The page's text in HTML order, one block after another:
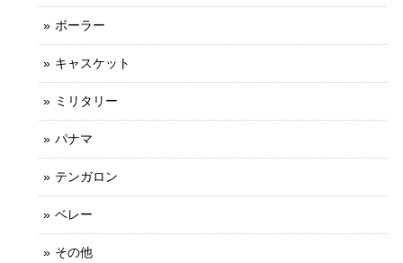
ボーラー
キャスケット
ミリタリー
パナマ
テンガロン
ベレー
その他